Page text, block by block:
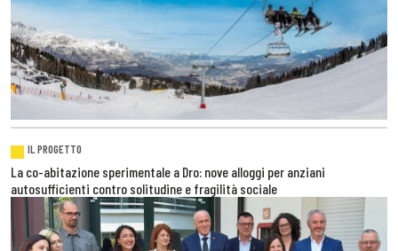
IL PROGETTO
La co-abitazione sperimentale a Dro: nove alloggi per anziani
autosufficienti contro solitudine e fragilità sociale